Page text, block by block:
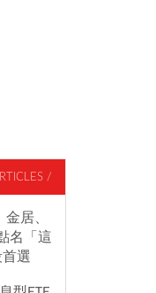
/
居、
名「這
選